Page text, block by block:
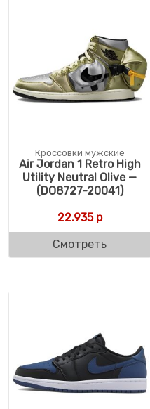
Кроссовки мужские
Air Jordan 1 Retro High
Utility Neutral Olive —
(DO8727-20041)
22.935р
Смотреть